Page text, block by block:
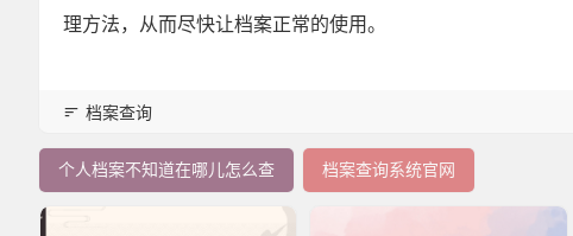
理方法，从而尽快让档案正常的使用。
档案查询
个人档案不知道在哪儿怎么查 档案查询系统官网